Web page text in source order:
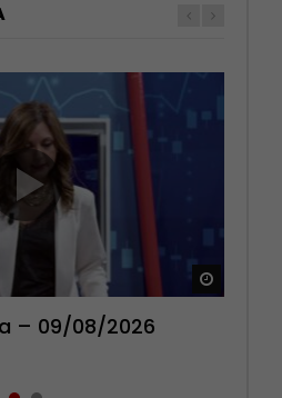
– 09/08/2026
– 08/08/2026